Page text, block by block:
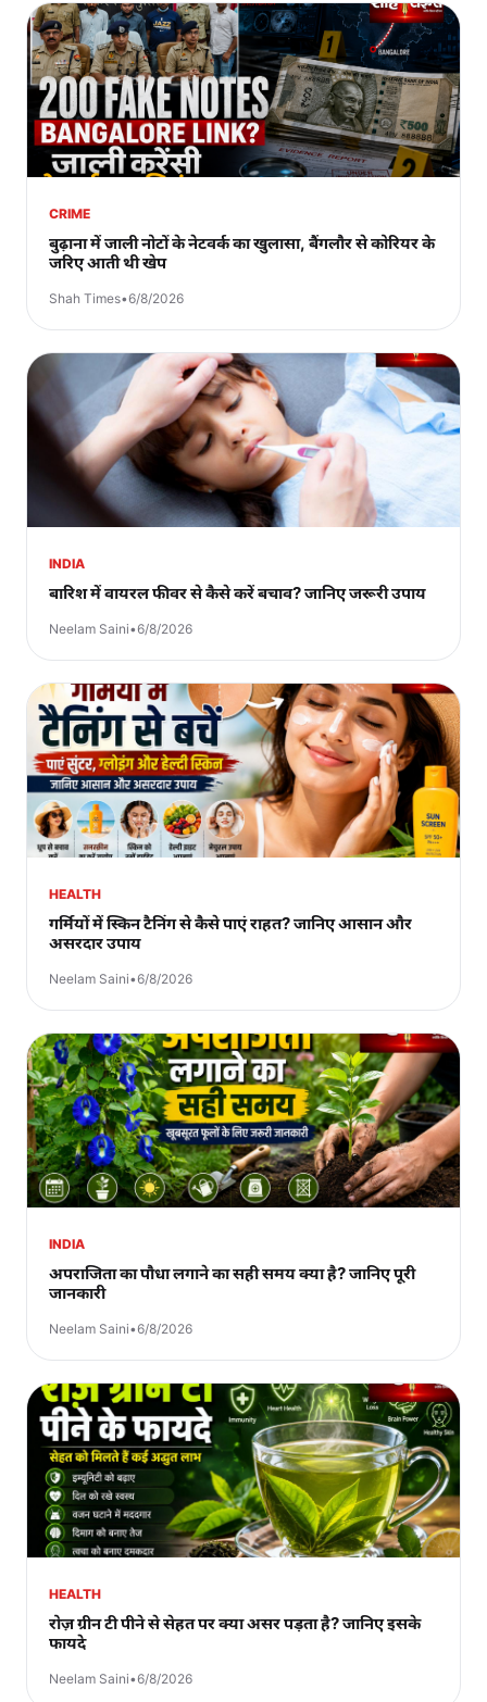
CRIME
बुढ़ाना में जाली नोटों के नेटवर्क का खुलासा, बैंगलौर से कोरियर के
जरिए आती थी खेप
Shah Times•6/8/2026
INDIA
बारिश में वायरल फीवर से कैसे करें बचाव? जानिए जरूरी उपाय
Neelam Saini•6/8/2026
HEALTH
गर्मियों में स्किन टैनिंग से कैसे पाएं राहत? जानिए आसान और
असरदार उपाय
Neelam Saini•6/8/2026
INDIA
अपराजिता का पौधा लगाने का सही समय क्या है? जानिए पूरी
जानकारी
Neelam Saini•6/8/2026
HEALTH
रोज़ ग्रीन टी पीने से सेहत पर क्या असर पड़ता है? जानिए इसके
फायदे
Neelam Saini•6/8/2026